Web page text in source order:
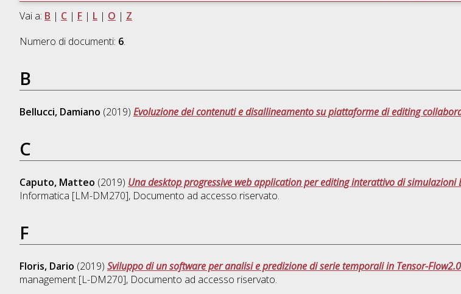
Vai a: B | C| F| L| O | Z
Numero di documenti: 6.
B
Bellucci, Damiano (2019) Evoluzione dei contenuti e disallineamento su piattaforme di editing
C
Caputo, Matteo (2019) Una desktop progressive web application per editing interattivo di simulazioni
Informatica [LM-DM270], Documento ad accesso riservato.
F
Floris, Dario (2019) Sviluppo di un software per analisi e predizione di serie temporali in Tensor-
management [L-DM270], Documento ad accesso riservato.